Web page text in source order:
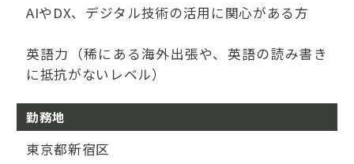
AIやDX、デジタル技術の活用に関心がある方
英語力（稀にある海外出張や、英語の読み書き
に抵抗がないレベル）
勤務地
東京都新宿区